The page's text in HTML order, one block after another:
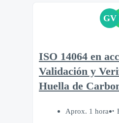
GV
ISO 14064 en
Validación y
Huella de
Aprox. 1 hora